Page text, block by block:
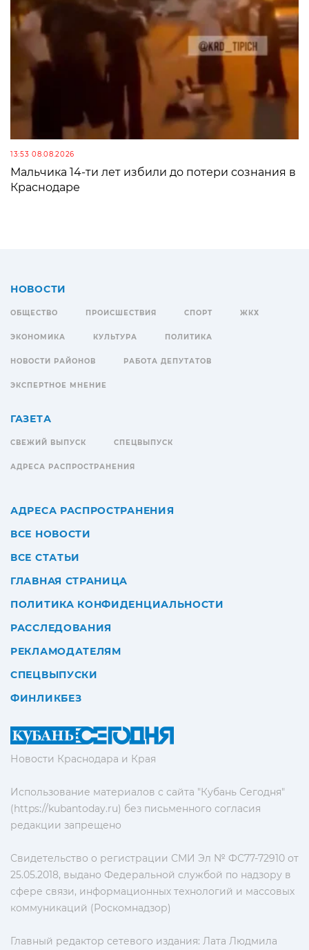
13:53 08.08.2026
Мальчика 14-ти лет избили до потери сознания в
Краснодаре
Новости Краснодара и Края
Использование материалов с сайта "Кубань Сегодня"
(https://kubantoday.ru) без письменного согласия
редакции запрещено
Свидетельство о регистрации СМИ Эл № ФС77-72910 от
25.05.2018, выдано Федеральной службой по надзору в
сфере связи, информационных технологий и массовых
коммуникаций (Роскомнадзор)
Главный редактор сетевого издания: Лата Людмила
НОВОСТИ
ОБЩЕСТВО ПРОИСШЕСТВИЯ СПОРТ ЖКХ
ЭКОНОМИКА КУЛЬТУРА ПОЛИТИКА
НОВОСТИ РАЙОНОВ РАБОТА ДЕПУТАТОВ
ЭКСПЕРТНОЕ МНЕНИЕ
ГАЗЕТА
СВЕЖИЙ ВЫПУСК СПЕЦВЫПУСК
АДРЕСА РАСПРОСТРАНЕНИЯ
АДРЕСА РАСПРОСТРАНЕНИЯ
ВСЕ НОВОСТИ
ВСЕ СТАТЬИ
ГЛАВНАЯ СТРАНИЦА
ПОЛИТИКА КОНФИДЕНЦИАЛЬНОСТИ
РАССЛЕДОВАНИЯ
РЕКЛАМОДАТЕЛЯМ
СПЕЦВЫПУСКИ
ФИНЛИКБЕЗ